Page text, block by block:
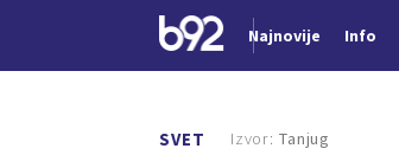
Najnovije Info
SVET Izvor: Tanjug